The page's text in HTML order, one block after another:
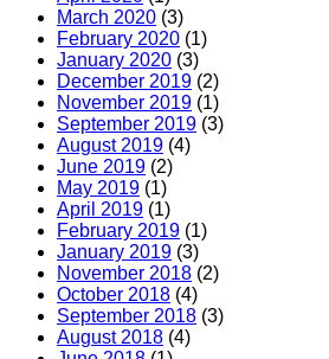
March 2020 (3)
February 2020 (1)
January 2020 (3)
December 2019 (2)
November 2019 (1)
September 2019 (3)
August 2019 (4)
June 2019 (2)
May 2019 (1)
April 2019 (1)
February 2019 (1)
January 2019 (3)
November 2018 (2)
October 2018 (4)
September 2018 (3)
August 2018 (4)